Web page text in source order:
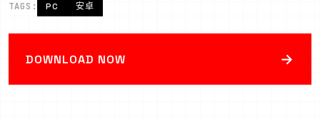
TAGS: PC 安卓
DOWNLOAD NOW →